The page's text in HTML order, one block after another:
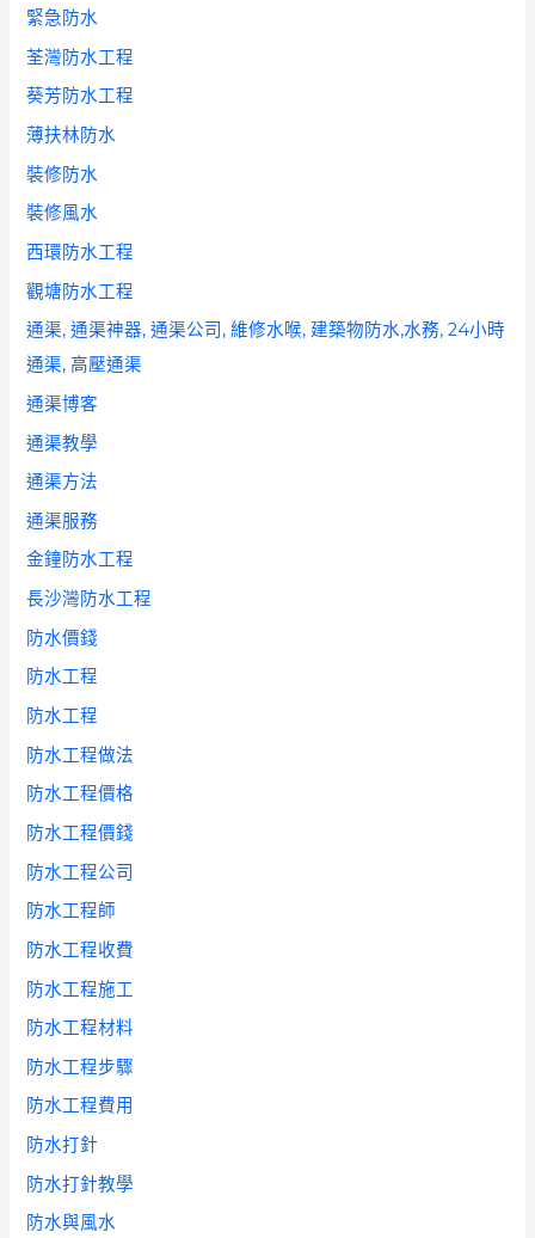
緊急防水
荃灣防水工程
葵芳防水工程
薄扶林防水
裝修防水
裝修風水
西環防水工程
觀塘防水工程
通渠, 通渠神器, 通渠公司, 維修水喉, 建築物防水,水務, 24小時
通渠, 高壓通渠
通渠博客
通渠教學
通渠方法
通渠服務
金鐘防水工程
長沙灣防水工程
防水價錢
防水工程
防水工程
防水工程做法
防水工程價格
防水工程價錢
防水工程公司
防水工程師
防水工程收費
防水工程施工
防水工程材料
防水工程步驟
防水工程費用
防水打針
防水打針教學
防水與風水